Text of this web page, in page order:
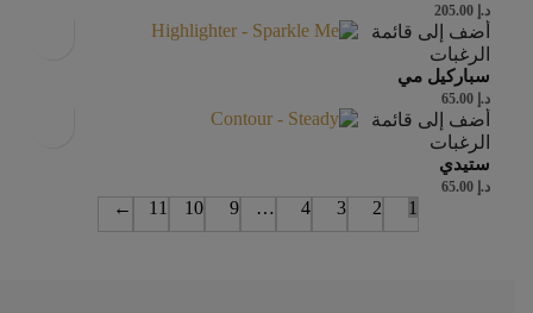
د.إ
أضف إلى قائمة
الرغبات
سباركيل مي
د.إ
أضف إلى قائمة
الرغبات
ستيدي
د.إ
1
2
3
4
…
9
10
11
←